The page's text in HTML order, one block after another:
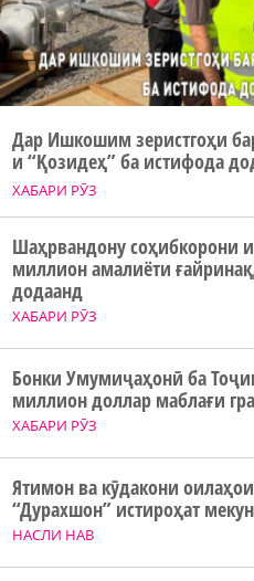
ХАБАРИ РӮЗ
Дар Ишкошим зеристгоҳи
и “Қозидеҳ” ба истифода
ХАБАРИ РӮЗ
Шаҳрвандону соҳибкорони
миллион амалиёти
додаанд
ХАБАРИ РӮЗ
Бонки Умумиҷаҳонӣ ба
миллион доллар маблағи
НАСЛИ НАВ
Ятимон ва кӯдакони
“Дурахшон” истироҳат